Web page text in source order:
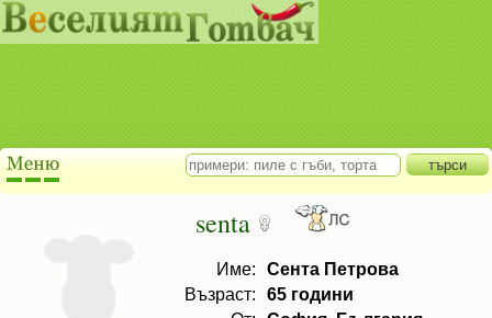
senta
Име:
Сента Петрова
Възраст:
65 години